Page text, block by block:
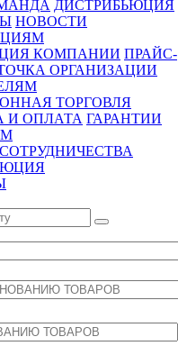
ДИСТРИБЬЮЦИЯ
НОВОСТИ
КОМПАНИИ ПРАЙС-
ОРГАНИЗАЦИИ
ТОРГОВЛЯ
И ОПЛАТА ГАРАНТИИ